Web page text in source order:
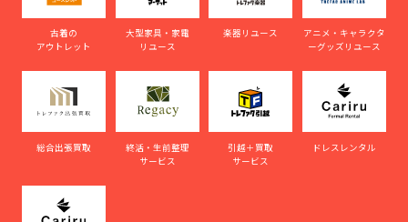
古着の
アウトレット
大型家具・家電
リユース
楽器リユース
アニメ・キャラクタ
ーグッズリユース
総合出張買取
終活・生前整理
サービス
引越＋買取
サービス
ドレスレンタル